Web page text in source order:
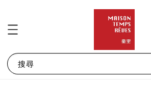
搜尋